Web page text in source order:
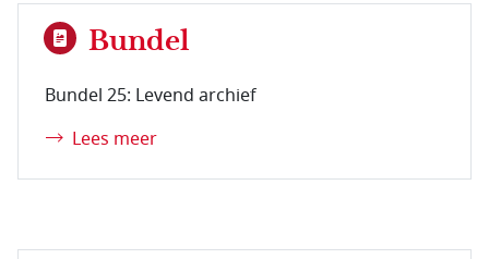
Bundel
Bundel 25: Levend archief
Lees meer